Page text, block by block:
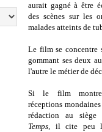
aurait gagné à être
des scènes sur les
malades atteints de
Le film se concentre
gommant ses deux
l'autre le métier de
Si le film montre
réceptions
rédaction au
Temps, il cite peu